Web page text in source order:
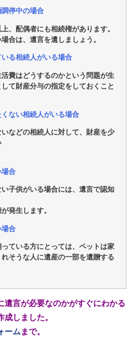
停中の場合
、配偶者にも相続権があります。
合は、遺言を遺しましょう。
る相続人がいる場合
費はどうするのかという問題が生
して財産分与の指定をしておくこと
ない相続人がいる場合
などの相続人に対して、財産を少
場合
子供がいる場合には、遺言で認知
発生します。
場合
ている方にとっては、ペットは家
れそうな人に遺産の一部を遺贈する
言が必要なのかがすぐにわかる
成しました。
ーム まで。